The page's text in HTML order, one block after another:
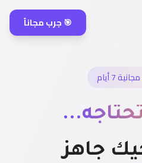
🎯 جرب مجاناً
7 أيام
جاهز